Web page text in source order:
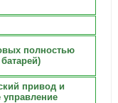
полностью
привод и
управление